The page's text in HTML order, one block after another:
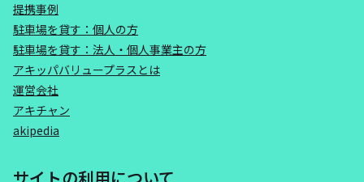
提携事例
駐車場を貸す：個人の方
駐車場を貸す：法人・個人事業主の方
アキッパバリュープラスとは
運営会社
アキチャン
akipedia